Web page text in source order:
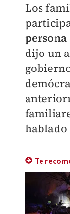
Los
dijo un
Te